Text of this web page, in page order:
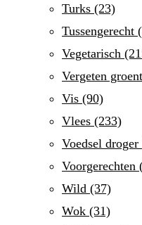
Turks (23)
Tussengerecht
Vegetarisch
Vergeten
Vis (90)
Vlees (233)
Voedsel droger
Voorgerechten
Wild (37)
Wok (31)